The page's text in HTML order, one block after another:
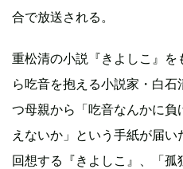
合で放送される。
重松清の小説『きよしこ』
ら吃音を抱える小説家・白
つ母親から「吃音なんかに
えないか」という手紙が届
回想する『きよしこ』、「